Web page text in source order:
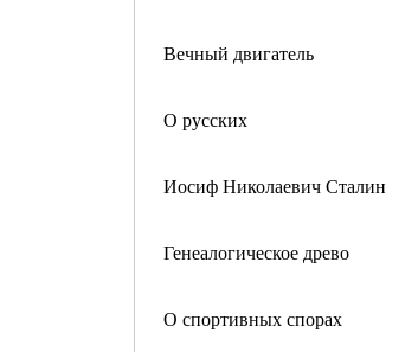
Вечный двигатель
О русских
Иосиф Николаевич Сталин
Генеалогическое древо
О спортивных спорах